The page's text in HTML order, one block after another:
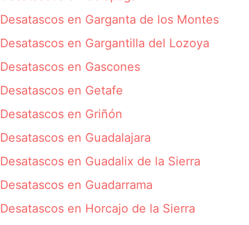
Desatascos en Garganta de los Montes
Desatascos en Gargantilla del Lozoya
Desatascos en Gascones
Desatascos en Getafe
Desatascos en Griñón
Desatascos en Guadalajara
Desatascos en Guadalix de la Sierra
Desatascos en Guadarrama
Desatascos en Horcajo de la Sierra